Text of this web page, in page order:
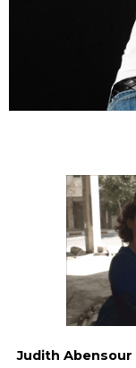
Judith Abensour